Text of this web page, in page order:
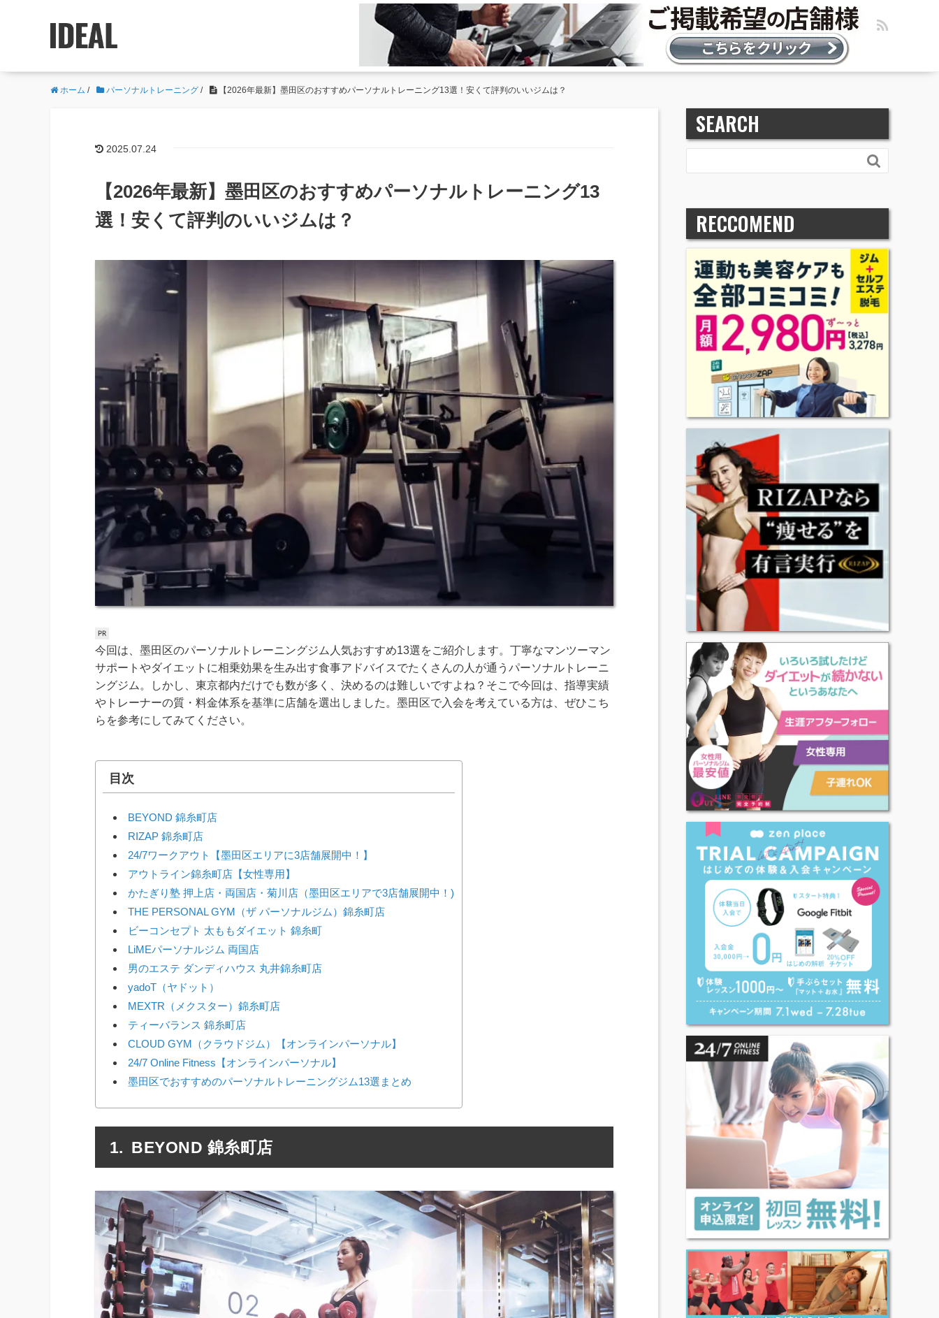
ホーム / パーソナルトレーニング / 【2026年最新】墨田区のおすすめパーソナルトレーニング13選！安くて評判のいいジムは？
2025.07.24
【2026年最新】墨田区のおすすめパーソナルトレーニング13
選！安くて評判のいいジムは？
今回は、墨田区のパーソナルトレーニングジム人気おすすめ13選をご紹介します。丁寧なマンツーマン
サポートやダイエットに相乗効果を生み出す食事アドバイスでたくさんの人が通うパーソナルトレーニ
ングジム。しかし、東京都内だけでも数が多く、決めるのは難しいですよね？そこで今回は、指導実績
やトレーナーの質・料金体系を基準に店舗を選出しました。墨田区で入会を考えている方は、ぜひこち
らを参考にしてみてください。
目次
BEYOND 錦糸町店
RIZAP 錦糸町店
24/7ワークアウト【墨田区エリアに3店舗展開中！】
アウトライン錦糸町店【女性専用】
かたぎり塾 押上店・両国店・菊川店（墨田区エリアで3店舗展開中！)
THE PERSONAL GYM（ザ パーソナルジム）錦糸町店
ビーコンセプト 太ももダイエット 錦糸町
LiMEパーソナルジム 両国店
男のエステ ダンディハウス 丸井錦糸町店
yadoT（ヤドット）
MEXTR（メクスター）錦糸町店
ティーバランス 錦糸町店
CLOUD GYM（クラウドジム）【オンラインパーソナル】
24/7 Online Fitness【オンラインパーソナル】
墨田区でおすすめのパーソナルトレーニングジム13選まとめ
BEYOND 錦糸町店
SEARCH

RECCOMEND